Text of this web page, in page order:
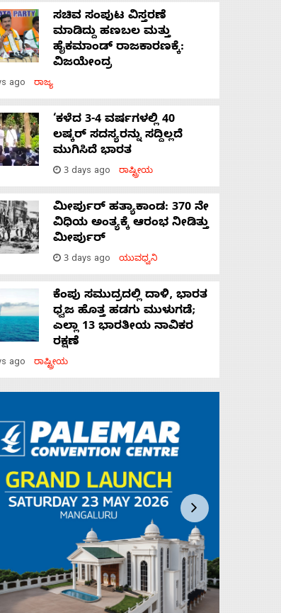
ಸಚಿವ ಸಂಪುಟ ವಿಸ್ತರಣೆ
ಮಾಡಿದ್ದು ಹಣಬಲ ಮತ್ತು
ಹೈಕಮಾಂಡ್ ರಾಜಕಾರಣಕ್ಕೆ:
ವಿಜಯೇಂದ್ರ
ago ರಾಜ್ಯ
‘ಕಳೆದ 3-4 ವರ್ಷಗಳಲ್ಲಿ 40
ಲಷ್ಕರ್ ಸದಸ್ಯರನ್ನು ಸದ್ದಿಲ್ಲದೆ
ಮುಗಿಸಿದೆ ಭಾರತ
3 days ago ರಾಷ್ಟ್ರೀಯ
ಮೀರ್ಪುರ್ ಹತ್ಯಾಕಾಂಡ: 370 ನೇ
ವಿಧಿಯ ಅಂತ್ಯಕ್ಕೆ ಆರಂಭ ನೀಡಿತ್ತು
ಮೀರ್ಪುರ್
3 days ago ಯುವಧ್ವನಿ
ಕೆಂಪು ಸಮುದ್ರದಲ್ಲಿ ದಾಳಿ, ಭಾರತ
ಧ್ವಜ ಹೊತ್ತ ಹಡಗು ಮುಳುಗಡೆ;
ಎಲ್ಲಾ 13 ಭಾರತೀಯ ನಾವಿಕರ
ರಕ್ಷಣೆ
ago ರಾಷ್ಟ್ರೀಯ